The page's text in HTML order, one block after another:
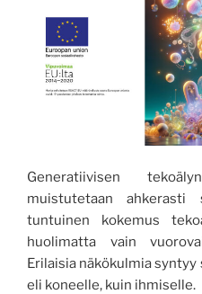
Generatiivisen
muistutetaan
tuntuinen kokemus
huolimatta vain
Erilaisia näkökulmia
eli koneelle, kuin ihmiselle.